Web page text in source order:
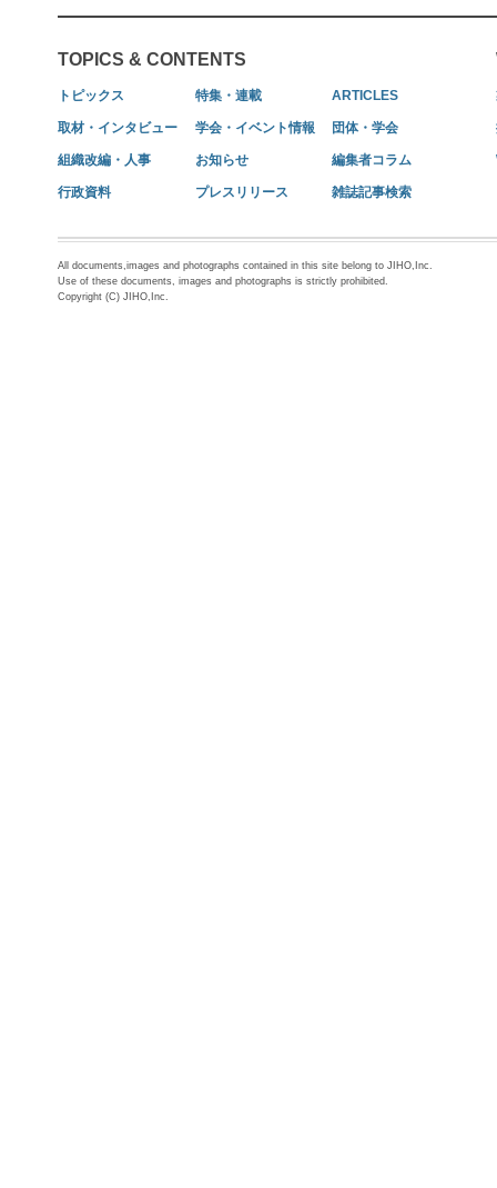
TOPICS & CONTENTS
トピックス 特集・連載 ARTICLES
取材・インタビュー 学会・イベント情報 団体・学会
組織改編・人事 お知らせ 編集者コラム
行政資料 プレスリリース 雑誌記事検索
All documents,images and photographs contained in this site belong to JIHO,Inc.
Use of these documents, images and photographs is strictly prohibited.
Copyright (C) JIHO,Inc.